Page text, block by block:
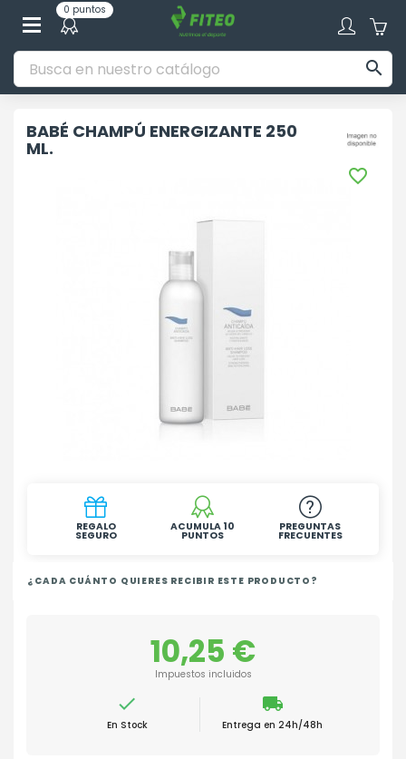
0 puntos

BABÉ CHAMPÚ ENERGIZANTE 250
ML.

REGALO
SEGURO
ACUMULA 10
PUNTOS
PREGUNTAS
FRECUENTES
¿CADA CUÁNTO QUIERES RECIBIR ESTE PRODUCTO?
10,25 €
Impuestos incluidos

En Stock
local_shipping
Entrega en 24h/48h